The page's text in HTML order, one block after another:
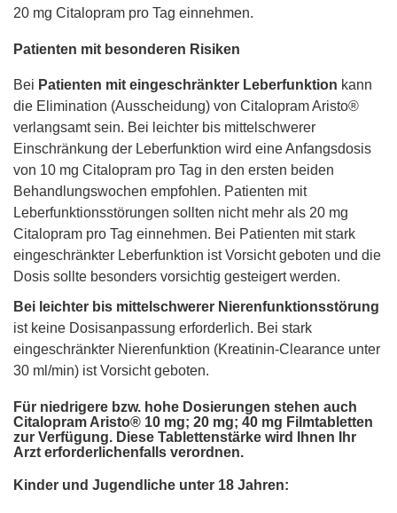
20 mg Citalopram pro Tag einnehmen.
Patienten mit besonderen Risiken
Bei Patienten mit eingeschränkter Leberfunktion kann
die Elimination (Ausscheidung) von Citalopram Aristo®
verlangsamt sein. Bei leichter bis mittelschwerer
Einschränkung der Leberfunktion wird eine Anfangsdosis
von 10 mg Citalopram pro Tag in den ersten beiden
Behandlungswochen empfohlen. Patienten mit
Leberfunktionsstörungen sollten nicht mehr als 20 mg
Citalopram pro Tag einnehmen. Bei Patienten mit stark
eingeschränkter Leberfunktion ist Vorsicht geboten und die
Dosis sollte besonders vorsichtig gesteigert werden.
Bei leichter bis mittelschwerer Nierenfunktionsstörung
ist keine Dosisanpassung erforderlich. Bei stark
eingeschränkter Nierenfunktion (Kreatinin-Clearance unter
30 ml/min) ist Vorsicht geboten.
Für niedrigere bzw. hohe Dosierungen stehen auch
Citalopram Aristo® 10 mg; 20 mg; 40 mg Filmtabletten
zur Verfügung. Diese Tablettenstärke wird Ihnen Ihr
Arzt erforderlichenfalls verordnen.
Kinder und Jugendliche unter 18 Jahren: